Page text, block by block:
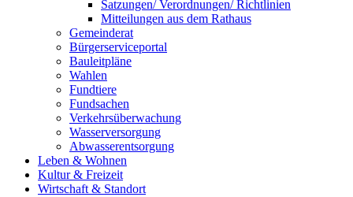
Satzungen/ Verordnungen/ Richtlinien
Mitteilungen aus dem Rathaus
Gemeinderat
Bürgerserviceportal
Bauleitpläne
Wahlen
Fundtiere
Fundsachen
Verkehrsüberwachung
Wasserversorgung
Abwasserentsorgung
Leben & Wohnen
Kultur & Freizeit
Wirtschaft & Standort